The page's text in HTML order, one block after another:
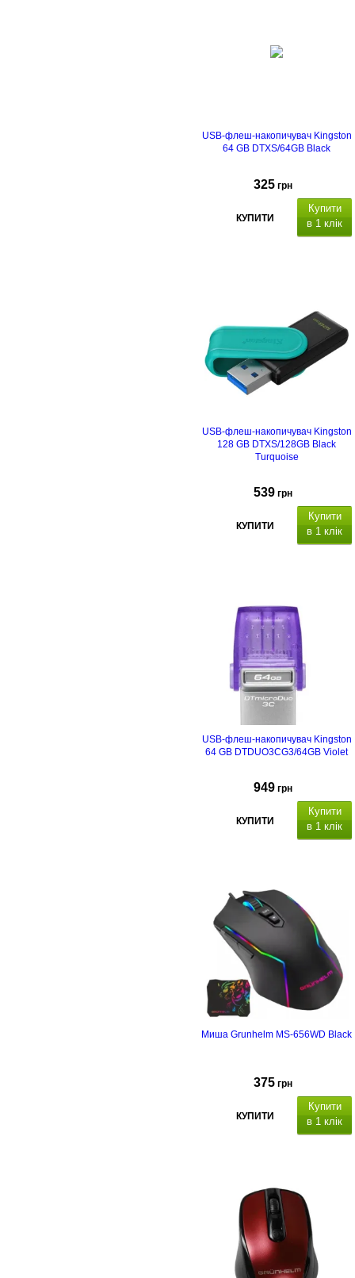
USB-флеш-накопичувач Kingston
64 GB DTXS/64GB Black
325 грн
КУПИТИ
Купити
в 1 клік
USB-флеш-накопичувач Kingston
128 GB DTXS/128GB Black
Turquoise
539 грн
КУПИТИ
Купити
в 1 клік
USB-флеш-накопичувач Kingston
64 GB DTDUO3CG3/64GB Violet
949 грн
КУПИТИ
Купити
в 1 клік
1, швидкість читання до 200 МБ/
Миша Grunhelm MS-656WD Black
375 грн
КУПИТИ
Купити
в 1 клік